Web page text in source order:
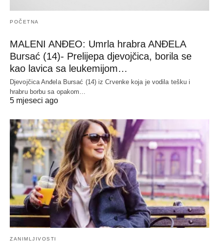
POČETNA
MALENI ANĐEO: Umrla hrabra ANĐELA
Bursać (14)- Prelijepa djevojčica, borila se
kao lavica sa leukemijom…
Djevojčica Anđela Bursać (14) iz Crvenke koja je vodila tešku i
hrabru borbu sa opakom…
5 mjeseci ago
ZANIMLJIVOSTI